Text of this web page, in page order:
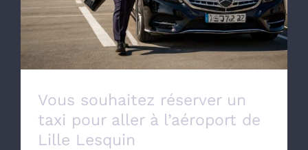
Vous souhaitez réserver un
taxi pour aller à l’aéroport de
Lille Lesquin